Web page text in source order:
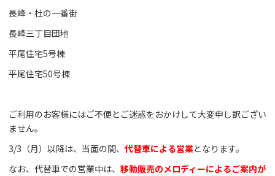
長峰・杜の一番街
長峰三丁目団地
平尾住宅5号棟
平尾住宅50号棟
ご利用のお客様にはご不便とご迷惑をおかけして大変申し訳ござい
ません。
3/3（月）以降は、当面の間、 代替車による営業となります。
なお、代替車での営業中は、 移動販売のメロディーによるご案内が